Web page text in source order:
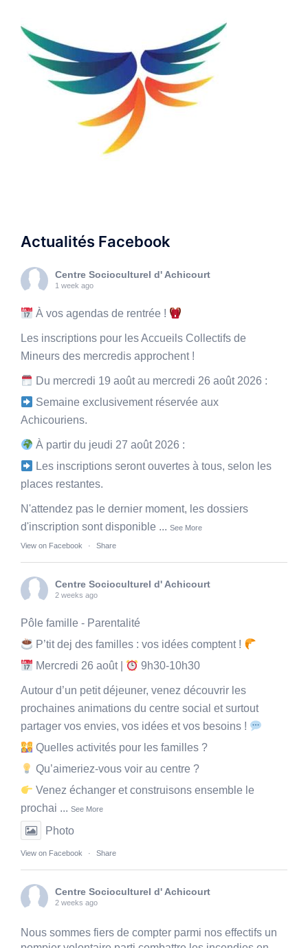
Actualités Facebook
Centre Socioculturel d' Achicourt
1 week ago
À vos agendas de rentrée !
Les inscriptions pour les Accueils Collectifs de
Mineurs des mercredis approchent !
Du mercredi 19 août au mercredi 26 août 2026 :
Semaine exclusivement réservée aux
Achicouriens.
À partir du jeudi 27 août 2026 :
Les inscriptions seront ouvertes à tous, selon les
places restantes.
N'attendez pas le dernier moment, les dossiers
d'inscription sont disponible ... See More
View on Facebook · Share
Centre Socioculturel d' Achicourt
2 weeks ago
Pôle famille - Parentalité
P’tit dej des familles : vos idées comptent !
Mercredi 26 août |
9h30-10h30
Autour d’un petit déjeuner, venez découvrir les
prochaines animations du centre social et surtout
partager vos envies, vos idées et vos besoins !
Quelles activités pour les familles ?
Qu’aimeriez-vous voir au centre ?
Venez échanger et construisons ensemble le
prochai ... See More
Photo
View on Facebook · Share
Centre Socioculturel d' Achicourt
2 weeks ago
Nous sommes fiers de compter parmi nos effectifs un